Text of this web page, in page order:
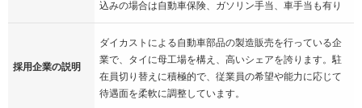
込みの場合は自動車保険、ガソリン手当、車手当も有り
採用企業の説明
ダイカストによる自動車部品の製造販売を行っている企
業で、タイに母工場を構え、高いシェアを誇ります。駐
在員切り替えに積極的で、従業員の希望や能力に応じて
待遇面を柔軟に調整しています。